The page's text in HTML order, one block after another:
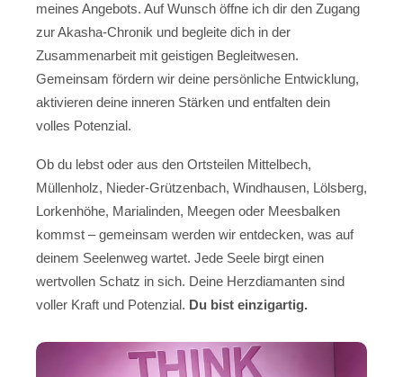
meines Angebots. Auf Wunsch öffne ich dir den Zugang
zur Akasha-Chronik und begleite dich in der
Zusammenarbeit mit geistigen Begleitwesen.
Gemeinsam fördern wir deine persönliche Entwicklung,
aktivieren deine inneren Stärken und entfalten dein
volles Potenzial.
Ob du lebst oder aus den Ortsteilen Mittelbech,
Müllenholz, Nieder-Grützenbach, Windhausen, Lölsberg,
Lorkenhöhe, Marialinden, Meegen oder Meesbalken
kommst – gemeinsam werden wir entdecken, was auf
deinem Seelenweg wartet. Jede Seele birgt einen
wertvollen Schatz in sich. Deine Herzdiamanten sind
voller Kraft und Potenzial. Du bist einzigartig.